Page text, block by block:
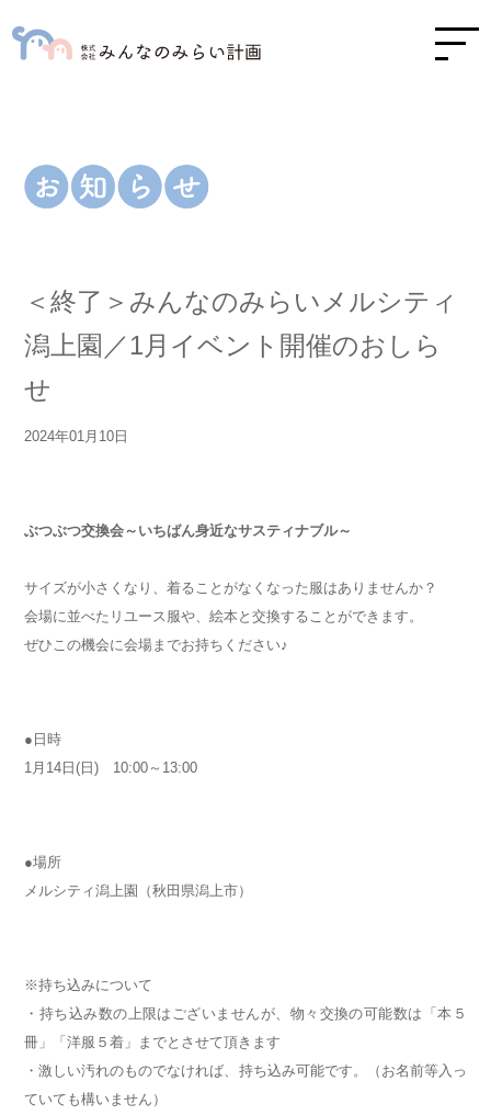
＜終了＞みんなのみらいメルシティ
潟上園／1月イベント開催のおしら
せ
2024年01月10日
ぶつぶつ交換会～いちばん身近なサスティナブル～
サイズが小さくなり、着ることがなくなった服はありませんか？
会場に並べたリユース服や、絵本と交換することができます。
ぜひこの機会に会場までお持ちください♪
●日時
1月14日(日) 10:00～13:00
●場所
メルシティ潟上園（秋田県潟上市）
※持ち込みについて
・持ち込み数の上限はございませんが、物々交換の可能数は「本５
冊」「洋服５着」までとさせて頂きます
・激しい汚れのものでなければ、持ち込み可能です。（お名前等入っ
ていても構いません）